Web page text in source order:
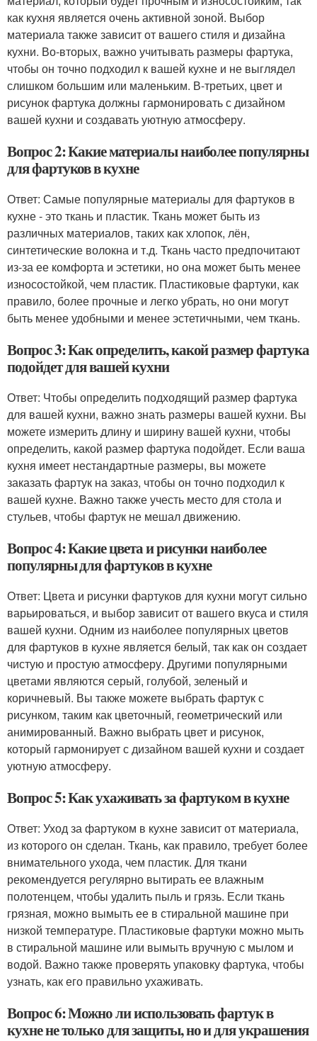
как кухня является очень активной зоной. Выбор
материала также зависит от вашего стиля и дизайна
кухни. Во-вторых, важно учитывать размеры фартука,
чтобы он точно подходил к вашей кухне и не выглядел
слишком большим или маленьким. В-третьих, цвет и
рисунок фартука должны гармонировать с дизайном
вашей кухни и создавать уютную атмосферу.
Вопрос 2: Какие материалы наиболее популярны
для фартуков в кухне
Ответ: Самые популярные материалы для фартуков в
кухне - это ткань и пластик. Ткань может быть из
различных материалов, таких как хлопок, лён,
синтетические волокна и т.д. Ткань часто предпочитают
из-за ее комфорта и эстетики, но она может быть менее
износостойкой, чем пластик. Пластиковые фартуки, как
правило, более прочные и легко убрать, но они могут
быть менее удобными и менее эстетичными, чем ткань.
Вопрос 3: Как определить, какой размер фартука
подойдет для вашей кухни
Ответ: Чтобы определить подходящий размер фартука
для вашей кухни, важно знать размеры вашей кухни. Вы
можете измерить длину и ширину вашей кухни, чтобы
определить, какой размер фартука подойдет. Если ваша
кухня имеет нестандартные размеры, вы можете
заказать фартук на заказ, чтобы он точно подходил к
вашей кухне. Важно также учесть место для стола и
стульев, чтобы фартук не мешал движению.
Вопрос 4: Какие цвета и рисунки наиболее
популярны для фартуков в кухне
Ответ: Цвета и рисунки фартуков для кухни могут сильно
варьироваться, и выбор зависит от вашего вкуса и стиля
вашей кухни. Одним из наиболее популярных цветов
для фартуков в кухне является белый, так как он создает
чистую и простую атмосферу. Другими популярными
цветами являются серый, голубой, зеленый и
коричневый. Вы также можете выбрать фартук с
рисунком, таким как цветочный, геометрический или
анимированный. Важно выбрать цвет и рисунок,
который гармонирует с дизайном вашей кухни и создает
уютную атмосферу.
Вопрос 5: Как ухаживать за фартуком в кухне
Ответ: Уход за фартуком в кухне зависит от материала,
из которого он сделан. Ткань, как правило, требует более
внимательного ухода, чем пластик. Для ткани
рекомендуется регулярно вытирать ее влажным
полотенцем, чтобы удалить пыль и грязь. Если ткань
грязная, можно вымыть ее в стиральной машине при
низкой температуре. Пластиковые фартуки можно мыть
в стиральной машине или вымыть вручную с мылом и
водой. Важно также проверять упаковку фартука, чтобы
узнать, как его правильно ухаживать.
Вопрос 6: Можно ли использовать фартук в
кухне не только для защиты, но и для украшения